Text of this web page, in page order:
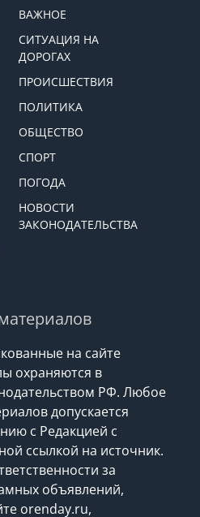
ВАЖНОЕ
СИТУАЦИЯ НА
ДОРОГАХ
ПРОИСШЕСТВИЯ
ПОЛИТИКА
ОБЩЕСТВО
СПОРТ
ПОГОДА
НОВОСТИ
ЗАКОНОДАТЕЛЬСТВА
на сайте
охраняются в
РФ. Любое
допускается
с Редакцией с
ссылкой на источник.
за
объявлений,
orenday.ru,